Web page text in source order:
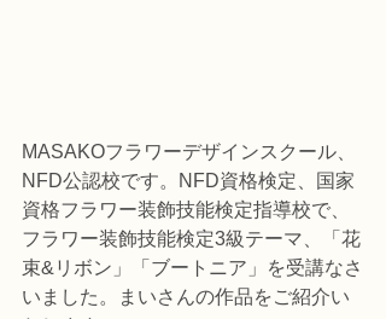
MASAKOフラワーデザインスクール、
NFD公認校です。NFD資格検定、国家
資格フラワー装飾技能検定指導校で、
フラワー装飾技能検定3級テーマ、「花
束&リボン」「ブートニア」を受講なさ
いました。まいさんの作品をご紹介い